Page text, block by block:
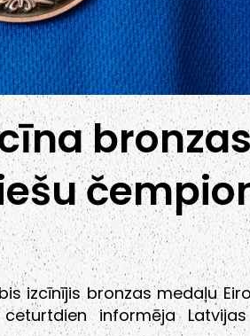
izcīnījis bronzas medaļu
informēja Latvijas